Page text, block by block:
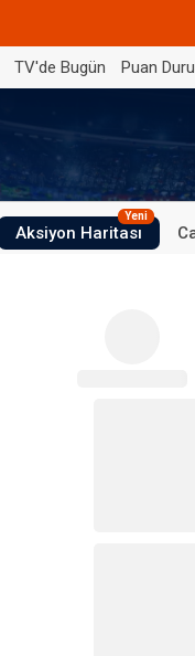
TV'de Bugün Puan
Aksiyon Haritası
Yeni